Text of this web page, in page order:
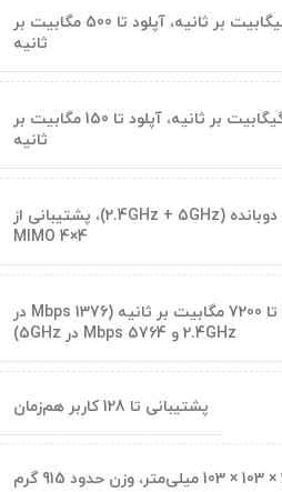
دانلود تا 5.4 گیگابیت بر ثانیه، آپلود تا 500 مگابیت بر
ثانیه
دانلود تا 2 گیگابیت بر ثانیه، آپلود تا 150 مگابیت بر
ثانیه
Wi-Fi 6 (AX7200)، دوبانده (2.4GHz + 5GHz)، پشتیبانی از
MIMO 4×4
مجموعاً تا 7200 مگابیت بر ثانیه (1376 Mbps در
2.4GHz و 5764 Mbps در 5GHz)
پشتیبانی تا 128 کاربر هم‌زمان